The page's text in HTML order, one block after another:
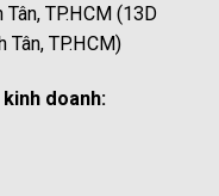
TP.HCM (13D
TP.HCM)
doanh: